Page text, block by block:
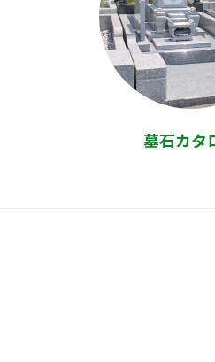
墓石カタ